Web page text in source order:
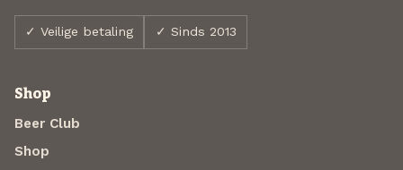
✓ Veilige betaling ✓ Sinds 2013
Shop
Beer Club
Shop